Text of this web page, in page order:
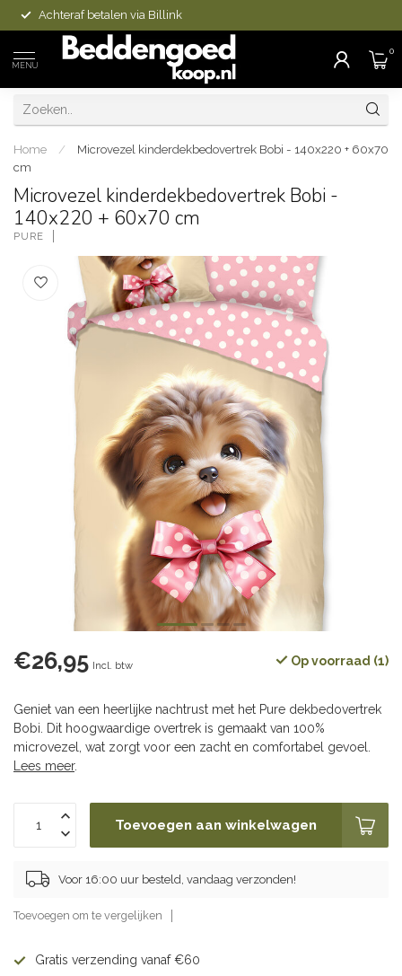
Achteraf betalen via Billink
MENU
0
Home /
Microvezel kinderdekbedovertrek Bobi - 140x220 + 60x70
cm
Microvezel kinderdekbedovertrek Bobi -
140x220 + 60x70 cm
PURE
€26,95 Incl. btw Op voorraad (1)
Geniet van een heerlijke nachtrust met het Pure dekbedovertrek
Bobi. Dit hoogwaardige overtrek is gemaakt van 100%
microvezel, wat zorgt voor een zacht en comfortabel gevoel.
Lees meer.
Toevoegen aan winkelwagen
Voor 16:00 uur besteld, vandaag verzonden!
Toevoegen om te vergelijken
Gratis verzending vanaf €60